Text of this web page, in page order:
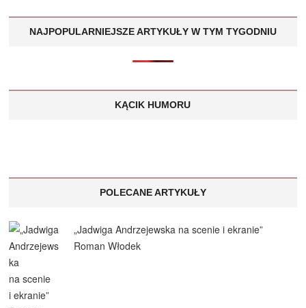
NAJPOPULARNIEJSZE ARTYKUŁY W TYM TYGODNIU
KĄCIK HUMORU
POLECANE ARTYKUŁY
„Jadwiga Andrzejewska na scenie i ekranie”
Roman Włodek